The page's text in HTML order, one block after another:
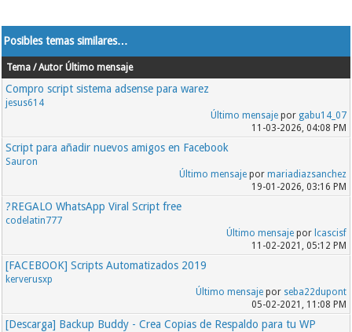
Posibles temas similares…
Tema / Autor Último mensaje
Compro script sistema adsense para warez
jesus614
Último mensajepor gabu14_07
11-03-2026, 04:08 PM
Script para añadir nuevos amigos en Facebook
Sauron
Último mensajepor mariadiazsanchez
19-01-2026, 03:16 PM
?REGALO WhatsApp Viral Script free
codelatin777
Último mensajepor lcascisf
11-02-2021, 05:12 PM
[FACEBOOK] Scripts Automatizados 2019
kerverusxp
Último mensajepor seba22dupont
05-02-2021, 11:08 PM
[Descarga] Backup Buddy - Crea Copias de Respaldo para tu WP